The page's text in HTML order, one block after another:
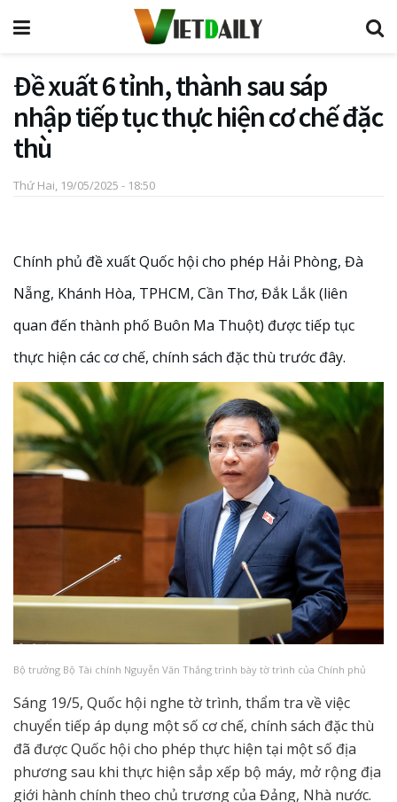
Đề xuất 6 tỉnh, thành sau sáp
nhập tiếp tục thực hiện cơ chế đặc
thù
Thứ Hai, 19/05/2025 - 18:50
Chính phủ đề xuất Quốc hội cho phép Hải Phòng, Đà
Nẵng, Khánh Hòa, TPHCM, Cần Thơ, Đắk Lắk (liên
quan đến thành phố Buôn Ma Thuột) được tiếp tục
thực hiện các cơ chế, chính sách đặc thù trước đây.
Bộ trưởng Bộ Tài chính Nguyễn Văn Thắng trình bày tờ trình của Chính phủ
Sáng 19/5, Quốc hội nghe tờ trình, thẩm tra về việc
chuyển tiếp áp dụng một số cơ chế, chính sách đặc thù
đã được Quốc hội cho phép thực hiện tại một số địa
phương sau khi thực hiện sắp xếp bộ máy, mở rộng địa
giới hành chính theo chủ trương của Đảng, Nhà nước.